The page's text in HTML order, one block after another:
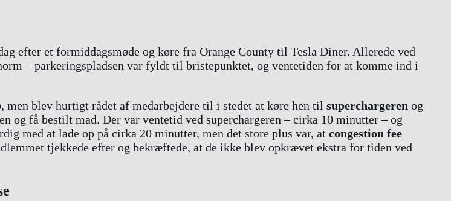
efter et formiddagsmøde og køre fra Orange County til Tesla Diner. Allerede ved
– parkeringspladsen var fyldt til bristepunktet, og ventetiden for at komme ind i
blev hurtigt rådet af medarbejdere til i stedet at køre hen til superchargeren og
og få bestilt mad. Der var ventetid ved superchargeren – cirka 10 minutter – og
med at lade op på cirka 20 minutter, men det store plus var, at congestion fee
tjekkede efter og bekræftede, at de ikke blev opkrævet ekstra for tiden ved